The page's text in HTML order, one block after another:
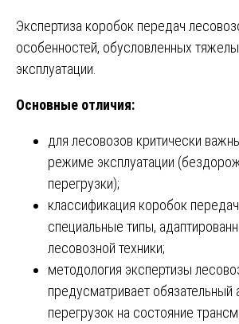
Экспертиза коробок передач
особенностей, обусловленных
эксплуатации.
Основные отличия:
для лесовозов критически
режиме эксплуатации
перегрузки);
классификация коробок
специальные типы,
лесовозной техники;
методология экспертизы
предусматривает обязательный
перегрузок на состояние